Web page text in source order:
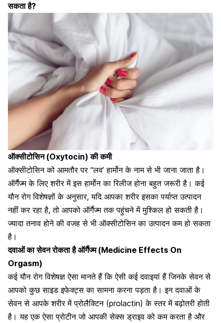
सकता है?
ऑक्सीटोसिन (Oxytocin) की कमी
ऑक्सीटोसिन को आमतौर पर “लव’ हार्मोन के नाम से भी जाना जाता है।
ऑर्गैज्म के लिए शरीर में इस हार्मोन का रिलीज होना बहुत जरूरी है। कई
यौन रोग विशेषज्ञों के अनुसार, यदि आपका शरीर इसका पर्याप्त उत्पादन
नहीं कर रहा है, तो आपको ऑर्गैज्म तक पहुंचने में मुश्किल हो सकती है।
ज्यादातनाव होने की वजह से भी ऑक्सीटोसिन का उत्पादन कम हो सकता
है।
दवाओं का सेवन रोकता है ऑर्गैज्म (Medicine Effects On
Orgasm)
कई यौन रोग विशेषज्ञ ऐसा मानते हैं कि ऐसी कई दवाइयां हैं जिनके सेवन से
आपको कुछ साइड इफेक्ट्स का सामना करना पड़ता है । इन दवाओं के
सेवन से आपके शरीर में प्रोलैक्टिन (prolactin) के स्तर में बढ़ोतरी होती
है। यह एक ऐसा प्रोटीन जो आपकी सेक्स ड्राइव को कम करता है और